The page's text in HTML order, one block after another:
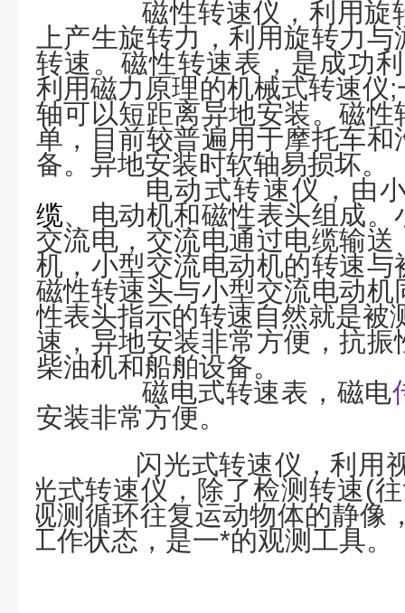
磁性转速仪，利用旋
上产生旋转力，利用旋转力
转速。磁性转速表，是成功
利用磁力原理的机械式转速仪;
轴可以短距离异地安装。磁
单，目前较普遍用于摩托车
备。异地安装时软轴易损坏。
电动式转速仪，由小
缆、电动机和磁性表头组成
交流电，交流电通过电缆输
机，小型交流电动机的转速
磁性转速头与小型交流电动
性表头指示的转速自然就是被
速，异地安装非常方便，抗
柴油机和船舶设备。
磁电式转速表，磁电
安装非常方便。
闪光式转速仪，利用
光式转速仪，除了检测转速(
观测循环往复运动物体的静像
工作状态，是一*的观测工具。